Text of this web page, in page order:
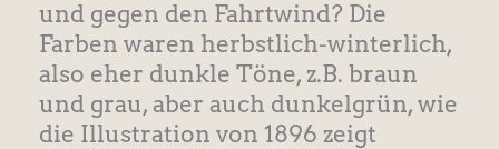
und gegen den Fahrtwind? Die
Farben waren herbstlich-winterlich,
also eher dunkle Töne, z.B. braun
und grau, aber auch dunkelgrün, wie
die Illustration von 1896 zeigt